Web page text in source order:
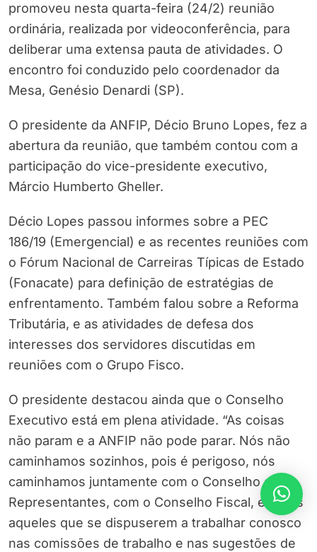
promoveu nesta quarta-feira (24/2) reunião
ordinária, realizada por videoconferência, para
deliberar uma extensa pauta de atividades. O
encontro foi conduzido pelo coordenador da
Mesa, Genésio Denardi (SP).
O presidente da ANFIP, Décio Bruno Lopes, fez a
abertura da reunião, que também contou com a
participação do vice-presidente executivo,
Márcio Humberto Gheller.
Décio Lopes passou informes sobre a PEC
186/19 (Emergencial) e as recentes reuniões com
o Fórum Nacional de Carreiras Típicas de Estado
(Fonacate) para definição de estratégias de
enfrentamento. Também falou sobre a Reforma
Tributária, e as atividades de defesa dos
interesses dos servidores discutidas em
reuniões com o Grupo Fisco.
O presidente destacou ainda que o Conselho
Executivo está em plena atividade. “As coisas
não param e a ANFIP não pode parar. Nós não
caminhamos sozinhos, pois é perigoso, nós
caminhamos juntamente com o Conselho de
Representantes, com o Conselho Fiscal, e todos
aqueles que se dispuserem a trabalhar conosco
nas comissões de trabalho e nas sugestões de